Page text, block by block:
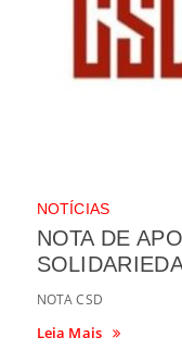
NOTÍCIAS
NOTA DE
NOTA CSD
Leia Mais